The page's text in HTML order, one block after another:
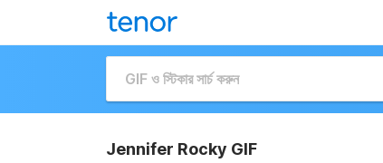
Jennifer Rocky GIF